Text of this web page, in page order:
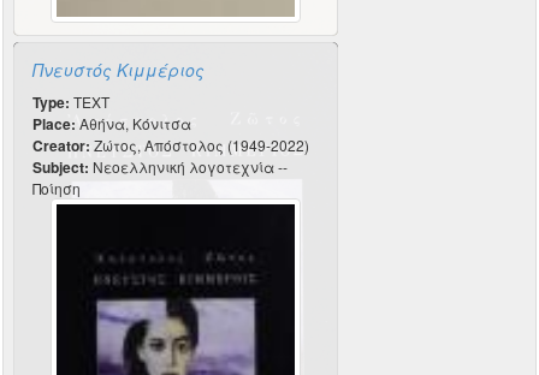
Πνευστός Κιμμέριος
Type: TEXT
Place: Αθήνα, Κόνιτσα
Creator: Ζώτος, Απόστολος (1949-2022)
Subject: Νεοελληνική λογοτεχνία --
Ποίηση